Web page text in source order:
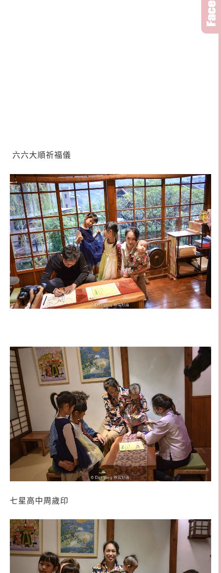
六六大順祈福儀
七星高中周歲印